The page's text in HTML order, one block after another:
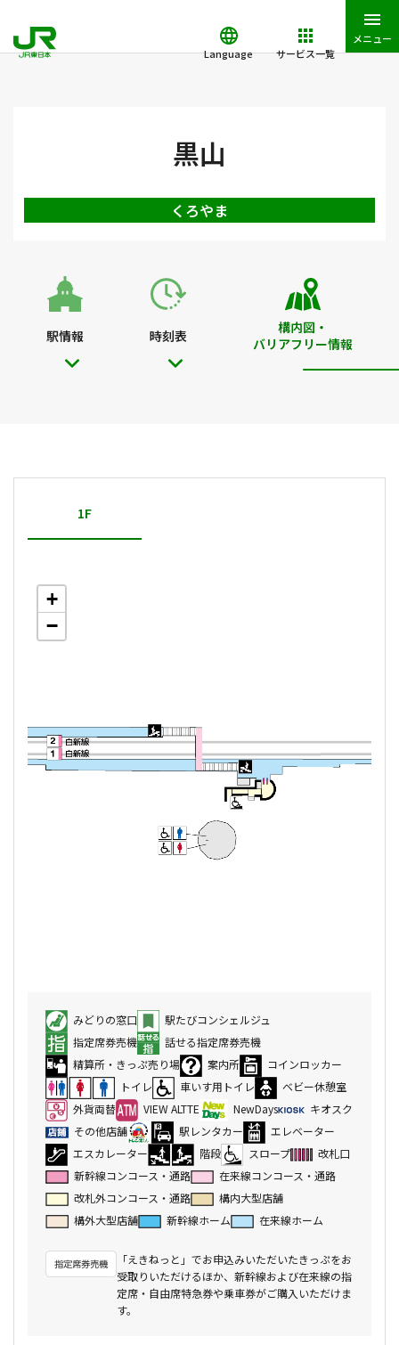
Language サービス一覧
メニュー
黒山
くろやま
駅情報 時刻表
構内図・
バリアフリー情報
1F
+
−
みどりの窓口
駅たびコンシェルジュ
指定席券売機
話せる指定席券売機
精算所・きっぷ売り場
案内所
コインロッカー
トイレ
車いす用トイレ
ベビー休憩室
外貨両替
VIEW ALTTE NewDays
キオスク
その他店舗
駅レンタカー
エレベーター
エスカレーター
階段 スロープ
改札口
新幹線コンコース・通路
在来線コンコース・通路
改札外コンコース・通路
構内大型店舗
構外大型店舗
新幹線ホーム 在来線ホーム
「えきねっと」でお申込みいただいたきっぷをお
受取りいただけるほか、新幹線および在来線の指
定席・自由席特急券や乗車券がご購入いただけま
す。